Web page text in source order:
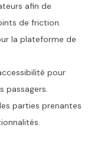
afin de
de friction.
la plateforme de
pour
passagers.
parties prenantes